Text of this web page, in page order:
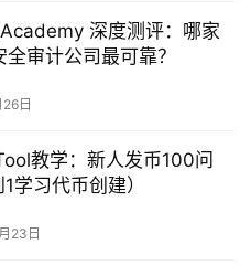
深度测评：哪家
审计公司最可靠？
日
教学：新人发币100问
1学习代币创建）
23日